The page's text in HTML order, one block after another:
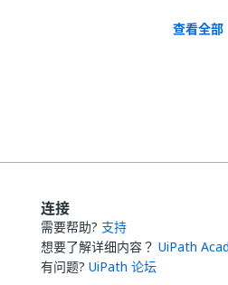
查看全部
连接
需要帮助? 支持
想要了解详细内容？ UiPath
有问题? UiPath 论坛